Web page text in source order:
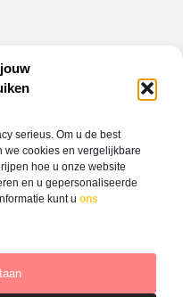
serieus. Om u de best
cookies en vergelijkbare
hoe u onze website
en u gepersonaliseerde
kunt u ons